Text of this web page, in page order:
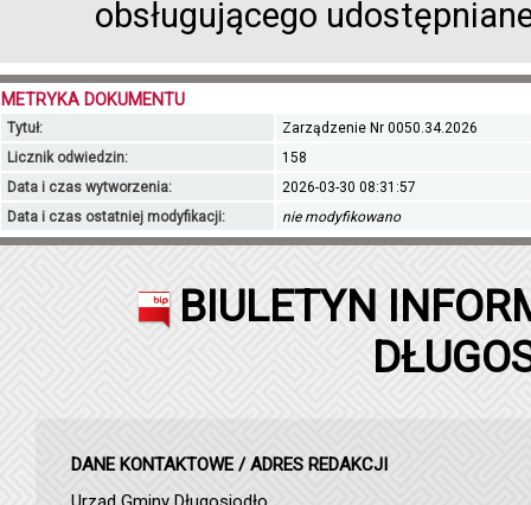
obsługującego
METRYKA DOKUMENTU
Tytuł:
Zarządzenie Nr 0050.34.2026
Licznik odwiedzin:
158
Data i czas wytworzenia:
2026-03-30 08:31:57
Data i czas ostatniej modyfikacji:
nie modyfikowano
BIULETYN
DANE KONTAKTOWE / ADRES REDAKCJI